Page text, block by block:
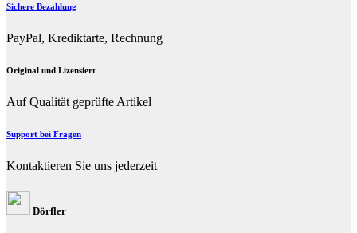
Sichere Bezahlung
PayPal, Krediktarte, Rechnung
Original und Lizensiert
Auf Qualität geprüfte Artikel
Support bei Fragen
Kontaktieren Sie uns jederzeit
Dörfler